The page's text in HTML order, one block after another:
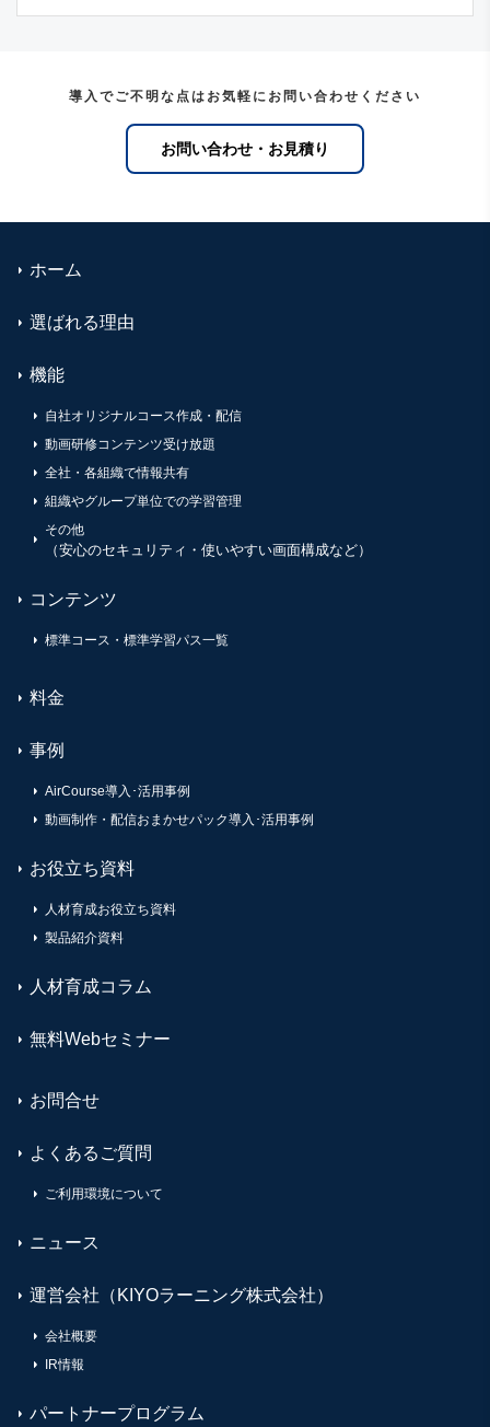
導入でご不明な点はお気軽にお問い合わせください
お問い合わせ・お見積り
ホーム
選ばれる理由
機能
自社オリジナルコース作成・配信
動画研修コンテンツ受け放題
全社・各組織で情報共有
組織やグループ単位での学習管理
その他
（安心のセキュリティ・使いやすい画面構成など）
コンテンツ
標準コース・標準学習パス一覧
料金
事例
AirCourse導入･活用事例
動画制作・配信おまかせパック導入･活用事例
お役立ち資料
人材育成お役立ち資料
製品紹介資料
人材育成コラム
無料Webセミナー
お問合せ
よくあるご質問
ご利用環境について
ニュース
運営会社（KIYOラーニング株式会社）
会社概要
IR情報
パートナープログラム